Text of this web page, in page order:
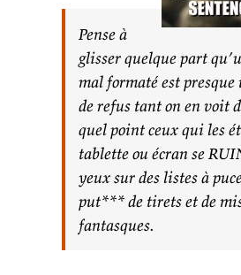
Pense à
glisser quelque part
mal formaté est
de refus tant on en voit
quel point ceux qui les
tablette ou écran se
yeux sur des listes à
put*** de tirets et de
fantasques.